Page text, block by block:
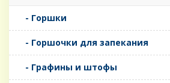
- Горшки
- Горшочки для запекания
- Графины и штофы